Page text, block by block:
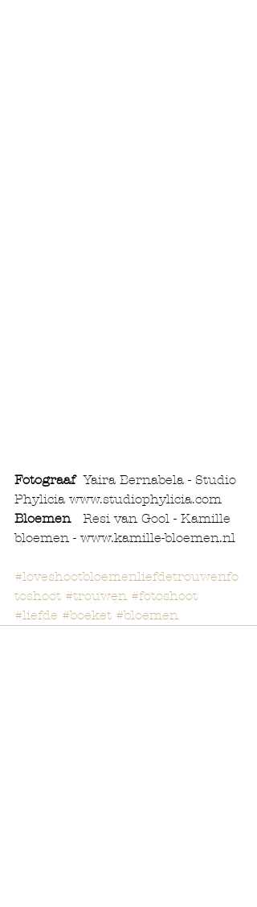
Fotograaf Yaira Bernabela - Studio
Phylicia www.studiophylicia.com
Bloemen
   Resi van Gool - Kamille
bloemen - www.kamille-bloemen.nl
#loveshootbloemenliefdetrouwenfo
toshoot #trouwen #fotoshoot
#liefde #boeket #bloemen